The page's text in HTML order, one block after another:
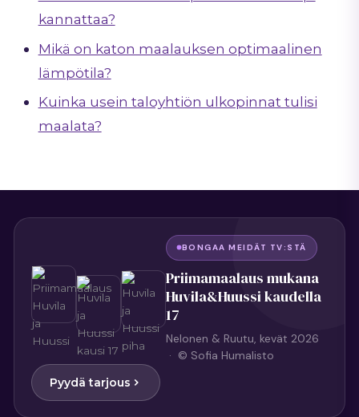
kannattaa?
Mikä on katon maalauksen optimaalinen
lämpötila?
Kuinka usein taloyhtiön ulkopinnat tulisi
maalata?
BONGAA MEIDÄT TV:STÄ
Priimamaalaus mukana
Huvila&Huussi kaudella
17
Nelonen & Ruutu, kevät 2026
· © Sofia Humalisto
Pyydä tarjous